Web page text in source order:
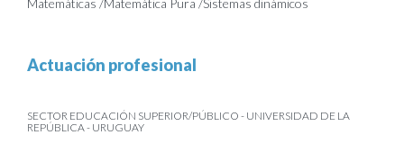
Matemáticas /Matemática Pura /Sistemas dinámicos
Actuación profesional
SECTOR EDUCACIÓN SUPERIOR/PÚBLICO - UNIVERSIDAD DE LA
REPÚBLICA - URUGUAY